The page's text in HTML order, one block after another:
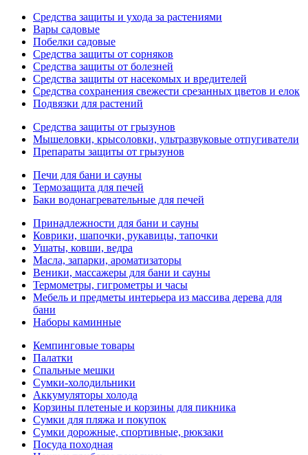
Средства защиты и ухода за растениями
Вары садовые
Побелки садовые
Средства защиты от сорняков
Средства защиты от болезней
Средства защиты от насекомых и вредителей
Средства сохранения свежести срезанных цветов и елок
Подвязки для растений
Средства защиты от грызунов
Мышеловки, крысоловки, ультразвуковые отпугиватели
Препараты защиты от грызунов
Печи для бани и сауны
Термозащита для печей
Баки водонагревательные для печей
Принадлежности для бани и сауны
Коврики, шапочки, рукавицы, тапочки
Ушаты, ковши, ведра
Масла, запарки, ароматизаторы
Веники, массажеры для бани и сауны
Термометры, гигрометры и часы
Мебель и предметы интерьера из массива дерева для
бани
Наборы каминные
Кемпинговые товары
Палатки
Спальные мешки
Сумки-холодильники
Аккумуляторы холода
Корзины плетеные и корзины для пикника
Сумки для пляжа и покупок
Сумки дорожные, спортивные, рюкзаки
Посуда походная